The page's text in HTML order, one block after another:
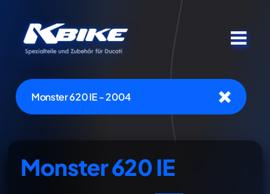
Monster 620 IE - 2004
Monster 620 IE